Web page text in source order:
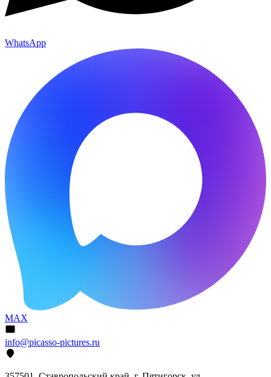
WhatsApp
MAX
info@picasso-pictures.ru